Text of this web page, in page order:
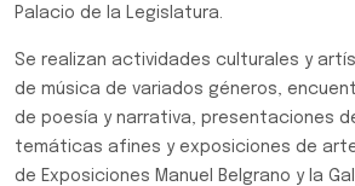
Palacio de la Legislatura.
Se realizan actividades culturales y
de música de variados géneros,
de poesía y narrativa, presentaciones
temáticas afines y exposiciones de
de Exposiciones Manuel Belgrano y la